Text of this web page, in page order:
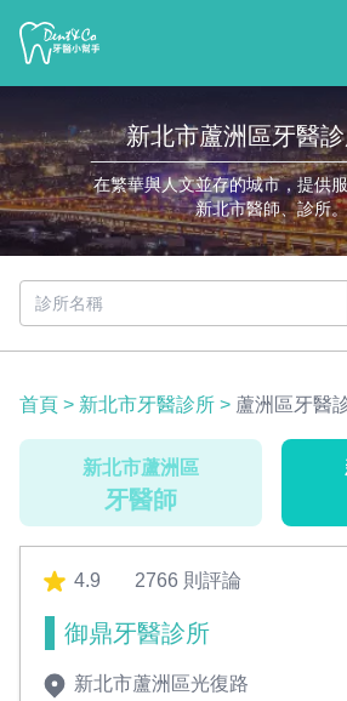
新北市蘆洲區牙醫
在繁華與人文並存的城市，提供
新北市醫師、診所。
首頁 > 新北市牙醫診所 > 蘆洲區牙醫
新北市蘆洲區
牙醫師
4.9 2766 則評論
御鼎牙醫診所
新北市蘆洲區光復路